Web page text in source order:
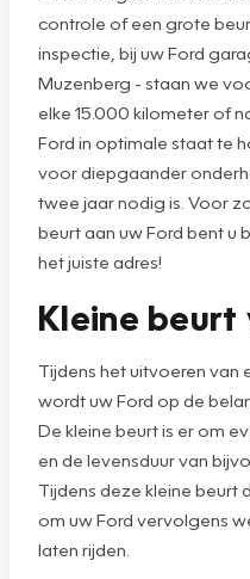
controle of een grote
inspectie, bij uw Ford
Muzenberg - staan we
elke 15.000 kilometer of
Ford in optimale staat te
voor diepgaander
twee jaar nodig is. Voor
beurt aan uw Ford bent u
het juiste adres!
Kleine beurt
Tijdens het uitvoeren van
wordt uw Ford op de
De kleine beurt is er om
en de levensduur van
Tijdens deze kleine beurt
om uw Ford vervolgens
laten rijden.